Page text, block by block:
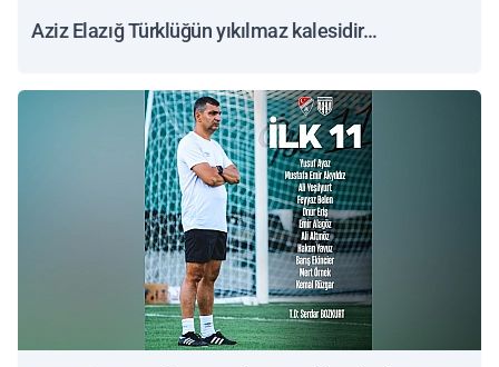
Aziz Elazığ Türklüğün yıkılmaz kalesidir…